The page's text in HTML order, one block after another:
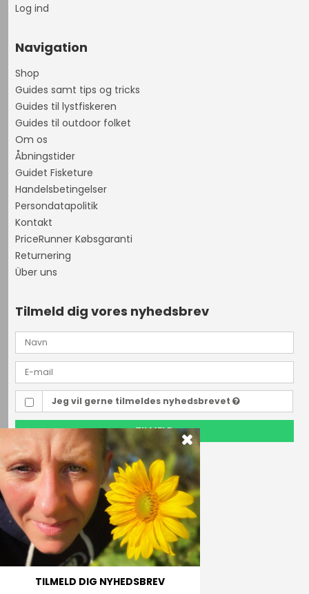
Log ind
Navigation
Shop
Guides samt tips og tricks
Guides til lystfiskeren
Guides til outdoor folket
Om os
Åbningstider
Guidet Fisketure
Handelsbetingelser
Persondatapolitik
Kontakt
PriceRunner Købsgaranti
Returnering
Über uns
Tilmeld dig vores nyhedsbrev
Jeg vil gerne tilmeldes nyhedsbrevet
TILMELD
Outdoor i Centrum
Perlegade 44
6400 Sønderborg, Danmark
Telefonnr.
(+45) 74 43 53 55
E-mail
TILMELD DIG NYHEDSBREV